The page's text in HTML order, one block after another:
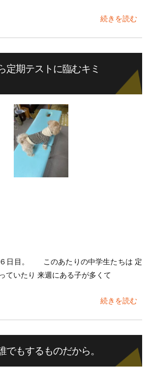
続きを読む
定期テストに臨むキミ
６日目。 このあたりの中学生たちは 定
ていたり 来週にある子が多くて
続きを読む
でもするものだから。